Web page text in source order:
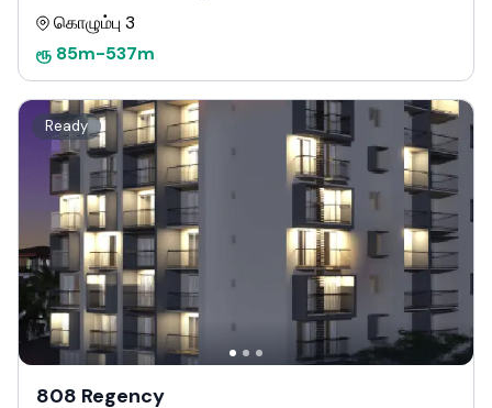
கொழும்பு 3
ரூ 85m-537m
Ready
808 Regency